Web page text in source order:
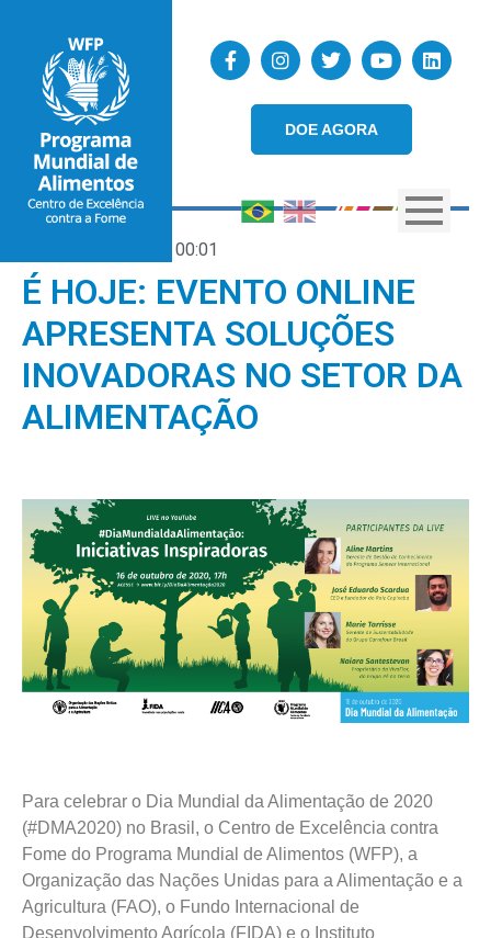
DOE AGORA
00:01
É HOJE: EVENTO ONLINE
APRESENTA SOLUÇÕES
INOVADORAS NO SETOR DA
ALIMENTAÇÃO
Para celebrar o Dia Mundial da Alimentação de 2020
(#DMA2020) no Brasil, o Centro de Excelência contra
Fome do Programa Mundial de Alimentos (WFP), a
Organização das Nações Unidas para a Alimentação e a
Agricultura (FAO), o Fundo Internacional de
Desenvolvimento Agrícola (FIDA) e o Instituto